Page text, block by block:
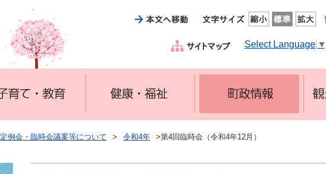
Select Language ▼
定例会・臨時会議案等について > 令和4年 >第4回臨時会（令和4年12月）